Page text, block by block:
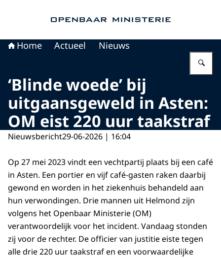
Home Actueel Nieuws
‘Blinde woede’ bij
uitgaansgeweld in Asten:
OM eist 220 uur taakstraf
Nieuwsbericht29-06-2026 | 16:04
Op 27 mei 2023 vindt een vechtpartij plaats bij een café
in Asten. Een portier en vijf café-gasten raken daarbij
gewond en worden in het ziekenhuis behandeld aan
hun verwondingen. Drie mannen uit Helmond zijn
volgens het Openbaar Ministerie (OM)
verantwoordelijk voor het incident. Vandaag stonden
zij voor de rechter. De officier van justitie eiste tegen
alle drie 220 uur taakstraf en een voorwaardelijke